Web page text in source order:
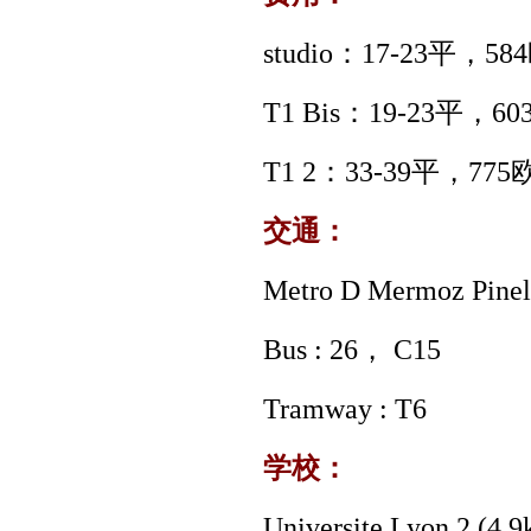
studio ： 17-23平， 584
T1 Bis ： 19-23平，
T1 2 ： 33-39平， 775
交通：
Metro D Mermoz Pinel
Bus : 26 ，
C15
Tramway : T6
学校：